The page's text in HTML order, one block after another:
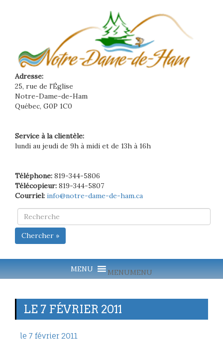
Adresse:
25, rue de l'Église
Notre-Dame-de-Ham
Québec, G0P 1C0
Service à la clientèle:
lundi au jeudi de 9h à midi et de 13h à 16h
Téléphone: 819-344-5806
Télécopieur: 819-344-5807
Courriel: info@notre-dame-de-ham.ca
Chercher »
MENUMENU
LE 7 FÉVRIER 2011
le 7 février 2011